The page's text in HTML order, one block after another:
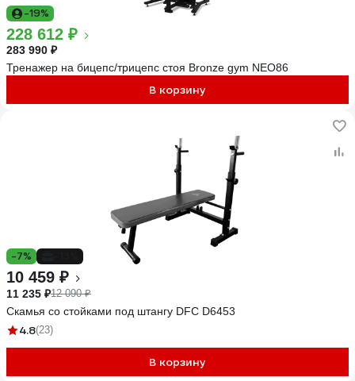
-19%
228 612 ₽
283 990 ₽
Тренажер на бицепс/трицепс стоя Bronze gym NEO86
В корзину
-7%
10 459 ₽
11 235 ₽12 090 ₽
Скамья со стойками под штангу DFC D6453
4.8(23)
В корзину